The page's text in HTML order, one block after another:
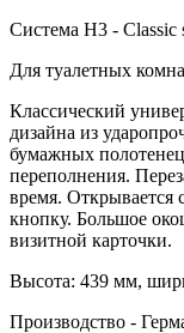
Система H3 - Classic
Для туалетных
Классический
дизайна из
бумажных
переполнения.
время.
кнопку. Большое
визитной карточки.
Высота: 439 мм,
Производство -